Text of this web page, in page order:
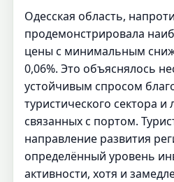
Одесская область,
продемонстрировала
цены с минимальным
0,06%. Это объяснялось
устойчивым спросом
туристического сектора и
связанных с портом.
направление развития
определённый уровень
активности, хотя и